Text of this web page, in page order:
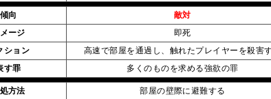
傾向
敵対
ージ
即死
ション
高速で部屋を通過し、触れたプレイヤーを殺害
す罪
多くのものを求める強欲の罪
方法
部屋の壁際に避難する